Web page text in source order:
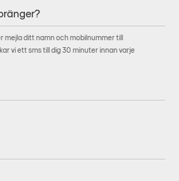
mejla ditt namn och mobilnummer till
vi ett sms till dig 30 minuter innan varje